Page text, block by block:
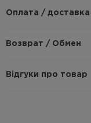
Оплата / доставка
Возврат / Обмен
Відгуки про товар